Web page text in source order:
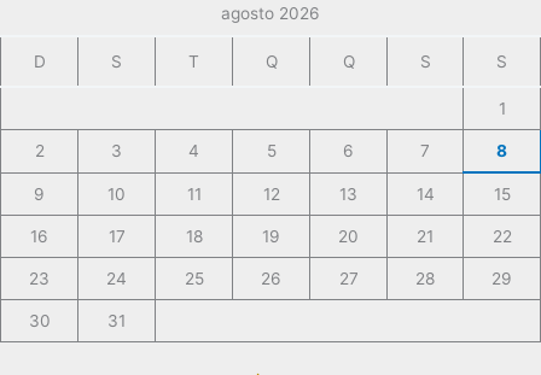
agosto 2026
D S T Q Q S S
1
2 3 4 5 6 7 8
9 10 11 12 13 14 15
16 17 18 19 20 21 22
23 24 25 26 27 28 29
30 31